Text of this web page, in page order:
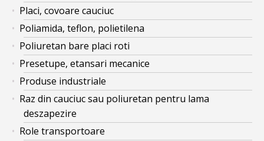
Placi, covoare cauciuc
Poliamida, teflon, polietilena
Poliuretan bare placi roti
Presetupe, etansari mecanice
Produse industriale
Raz din cauciuc sau poliuretan pentru lama
deszapezire
Role transportoare